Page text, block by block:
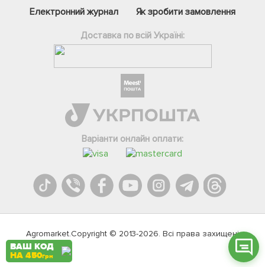
Електронний журнал
Як зробити замовлення
Доставка по всій Україні:
Варіанти онлайн оплати:
Agromarket.Copyright © 2013-2026. Всі права захищені
Фейсбук
Вайбер
Інстаграм
Онлайн чат
ВАШ КОД
НА 450грн